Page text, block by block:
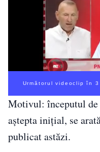
Următorul videoclip în 3
Motivul: începutul de
aştepta iniţial, se
publicat astăzi.